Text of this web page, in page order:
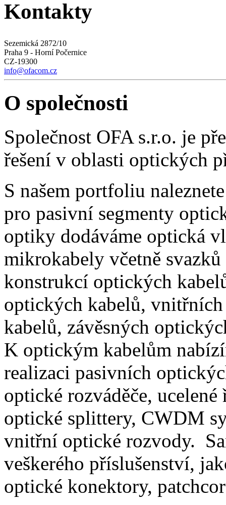
Kontakty
Sezemická 2872/10
Praha 9 - Horní Počernice
CZ-19300
info@ofacom.cz
O společnosti
Společnost OFA s.r.o. je
řešení v oblasti optických
S našem portfoliu
pro pasivní segmenty
optiky dodáváme optická
mikrokabely včetně
konstrukcí optických
optických kabelů,
kabelů, závěsných
K optickým kabelům
realizaci pasivních
optické rozváděče,
optické splittery, CWDM
vnitřní optické rozvody.
veškerého příslušenství,
optické konektory,